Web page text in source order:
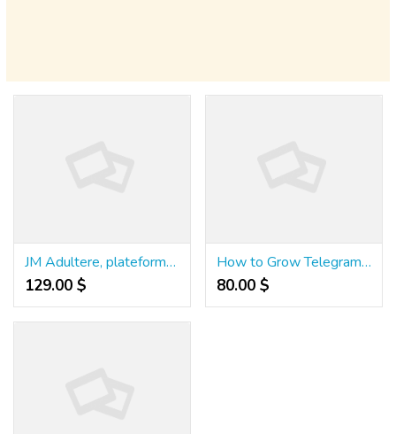
JM Adultere, plateforme discrète pour rencontres extraconjugales
129.00 $
How to Grow Telegram Followers Naturally Through Trust and Consistency
80.00 $